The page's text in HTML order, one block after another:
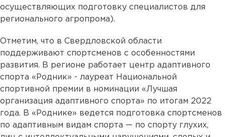
осуществляющих подготовку специалистов для
регионального агропрома).
Отметим, что в Свердловской области
поддерживают спортсменов с особенностями
развития. В регионе работает центр адаптивного
спорта «Родник» - лауреат Национальной
спортивной премии в номинации «Лучшая
организация адаптивного спорта» по итогам 2022
года. В «Роднике» ведется подготовка спортсменов
по адаптивным видам спорта — по спорту глухих,